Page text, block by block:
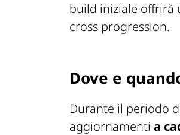
build iniziale offrirà
cross progression.
Dove e
Durante il periodo
aggiornamenti a